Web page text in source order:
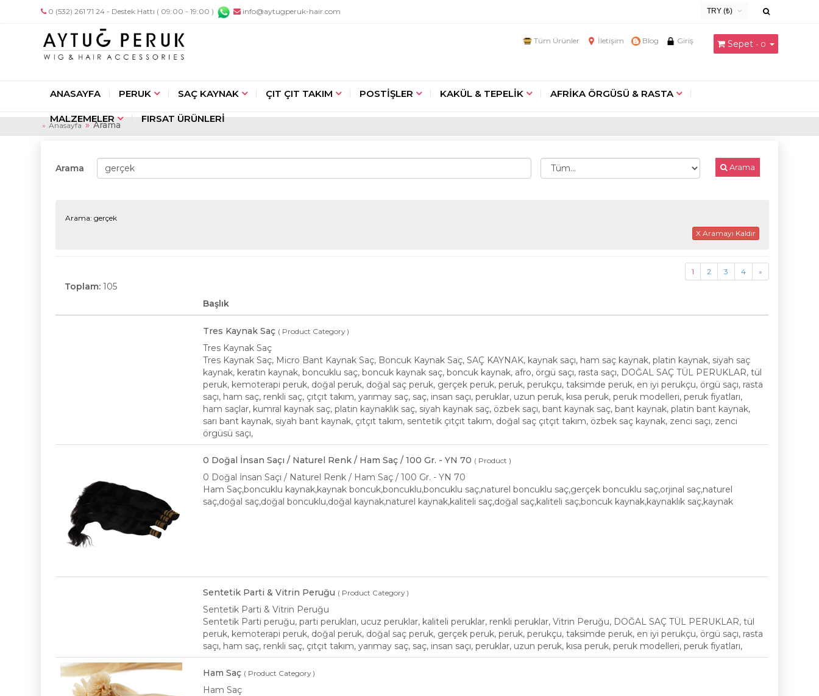
0 (532) 261 71 24 - Destek Hattı ( 09:00 - 19:00 ) info@aytugperuk-hair.com TRY (₺)
EUR (€)Sepet - 0
Tüm Ürünler İletişim Blog Giriş
ANASAYFA PERUK SAÇ KAYNAK ÇIT ÇIT TAKIM POSTİŞLER KAKÜL & TEPELİK AFRİKA ÖRGÜSÜ & RASTA
MALZEMELER FIRSAT ÜRÜNLERİ
Anasayfa Arama
Arama Arama
Arama: gerçek
X Aramayı Kaldır
1 2 3 4 »
Toplam: 105
Başlık
Tres Kaynak Saç ( Product Category )
Tres Kaynak Saç
Tres Kaynak Saç, Micro Bant Kaynak Saç, Boncuk Kaynak Saç, SAÇ KAYNAK, kaynak saçı, ham saç kaynak, platin kaynak, siyah saç
kaynak, keratin kaynak, boncuklu saç, boncuk kaynak saç, boncuk kaynak, afro, örgü saçı, rasta saçı, DOĞAL SAÇ TÜL PERUKLAR, tül
peruk, kemoterapi peruk, doğal peruk, doğal saç peruk, gerçek peruk, peruk, perukçu, taksimde peruk, en iyi perukçu, örgü saçı, rasta
saçı, ham saç, renkli saç, çıtçıt takım, yarımay saç, saç, insan saçı, peruklar, uzun peruk, kısa peruk, peruk modelleri, peruk fiyatları,
ham saçlar, kumral kaynak saç, platin kaynaklık saç, siyah kaynak saç, özbek saçı, bant kaynak saç, bant kaynak, platin bant kaynak,
sarı bant kaynak, siyah bant kaynak, çıtçıt takım, sentetik çıtçıt takım, doğal saç çıtçıt takım, özbek saç kaynak, zenci saçı, zenci
örgüsü saçı,
0 Doğal İnsan Saçı / Naturel Renk / Ham Saç / 100 Gr. - YN 70 ( Product )
0 Doğal İnsan Saçı / Naturel Renk / Ham Saç / 100 Gr. - YN 70
Ham Saç,boncuklu kaynak,kaynak boncuk,boncuklu,boncuklu saç,naturel boncuklu saç,gerçek boncuklu saç,orjinal saç,naturel
saç,doğal saç,doğal boncuklu,doğal kaynak,naturel kaynak,kaliteli saç,doğal saç,kaliteli saç,boncuk kaynak,kaynaklık saç,kaynak
Sentetik Parti & Vitrin Peruğu ( Product Category )
Sentetik Parti & Vitrin Peruğu
Sentetik Parti peruğu, parti perukları, ucuz peruklar, kaliteli peruklar, renkli peruklar, Vitrin Peruğu, DOĞAL SAÇ TÜL PERUKLAR, tül
peruk, kemoterapi peruk, doğal peruk, doğal saç peruk, gerçek peruk, peruk, perukçu, taksimde peruk, en iyi perukçu, örgü saçı, rasta
saçı, ham saç, renkli saç, çıtçıt takım, yarımay saç, saç, insan saçı, peruklar, uzun peruk, kısa peruk, peruk modelleri, peruk fiyatları,
Ham Saç ( Product Category )
Ham Saç